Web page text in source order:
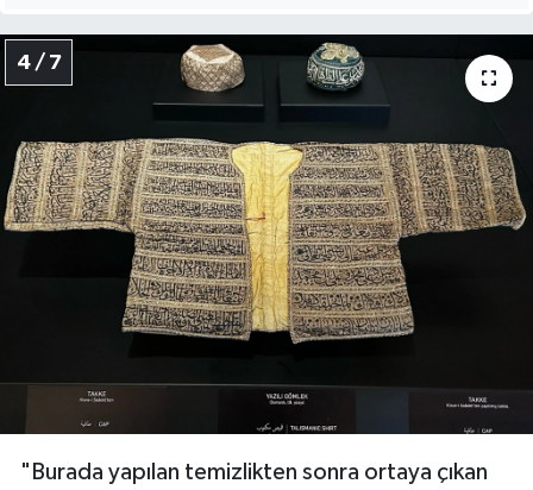
4 / 7
"Burada yapılan temizlikten sonra ortaya çıkan